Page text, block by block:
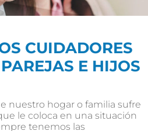
CUIDADORES
E HIJOS
nuestro hogar o familia sufre
le coloca en una situación
tenemos las